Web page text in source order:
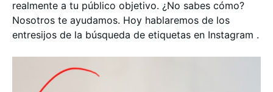
realmente a tu público objetivo. ¿No sabes cómo?
Nosotros te ayudamos. Hoy hablaremos de los
entresijos de la búsqueda de etiquetas en Instagram .